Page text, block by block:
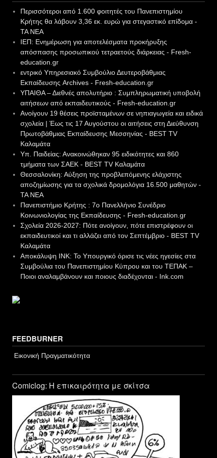
Περισσότεροι από 1.600 φοιτητές του Πανεπιστημίου
Κρήτης θα λάβουν 3,36 εκ. ευρώ για στεγαστικό επίδομα -
ΤΑ ΝΕΑ
ΙΕΠ: Ενημέρωση για αποτελέσματα προκήρυξης
απόσπασης προσωπικού τετραετούς διάρκειας - Fresh-
education.gr
εντρικό Υπηρεσιακό Συμβούλιο Δευτεροβάθμιας
Εκπαίδευσης Archives - Fresh-education.gr
ΥΠΑΙΘΑ – Διεθνές απολυτήριο : Συμπληρωματική υποβολή
αιτήσεων από εκπαιδευτικούς - Fresh-education.gr
Ανοίγουν 19 θέσεις προϊσταμένων σε νηπιαγωγεία και ειδικά
σχολεία | Έως τις 17 Αυγούστου οι αιτήσεις στη Διεύθυνση
Πρωτοβάθμιας Εκπαίδευσης Μεσσηνίας - BEST TV
Καλαμάτα
Υπ. Παιδείας: Ανακοινώθηκαν 95 ειδικότητες και 860
τμήματα των ΣΑΕΚ - BEST TV Καλαμάτα
Θεσσαλονίκη: Αύξηση της προβλεπόμενης ελάχιστης
αποζημίωσης για τα σχολικά δρομολόγια 16.500 μαθητών -
ΤΑ ΝΕΑ
Πανεπιστήμιο Κρήτης : 7ο Πανελλήνιο Συνέδριο
Κοινωνιολογίας της Εκπαίδευσης - Fresh-education.gr
Σχολεία 2026-2027: Πότε ανοίγουν, πότε επιστρέφουν οι
εκπαιδευτικοί και τι αλλάζει από τον Σεπτέμβριο - BEST TV
Καλαμάτα
Αποκάλυψη INK: Το Υπουργικό όρισε τις νέες ηγεσίες στα
Συμβούλια του Πανεπιστημίου Κύπρου και του ΤΕΠΑΚ –
Ποιοι αναλαμβάνουν και ποιους διαδέχονται - Ink.com
FEEDBURNER
Εικονική Πραγματικότητα
Comiclog: Η επικαιρότητα με σκίτσα